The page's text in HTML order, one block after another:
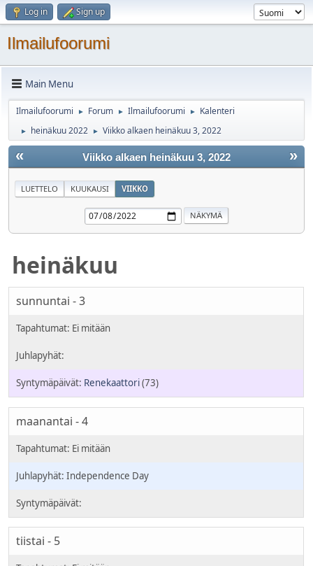
Log in Sign up
Ilmailufoorumi
Main Menu
Ilmailufoorumi ► Forum ► Ilmailufoorumi ► Kalenteri
► heinäkuu 2022 ► Viikko alkaen heinäkuu 3, 2022
« »
Viikko alkaen heinäkuu 3, 2022
LUETTELO KUUKAUSI VIIKKO
heinäkuu
sunnuntai - 3
Renekaattori(73)
maanantai - 4
Independence Day
tiistai - 5